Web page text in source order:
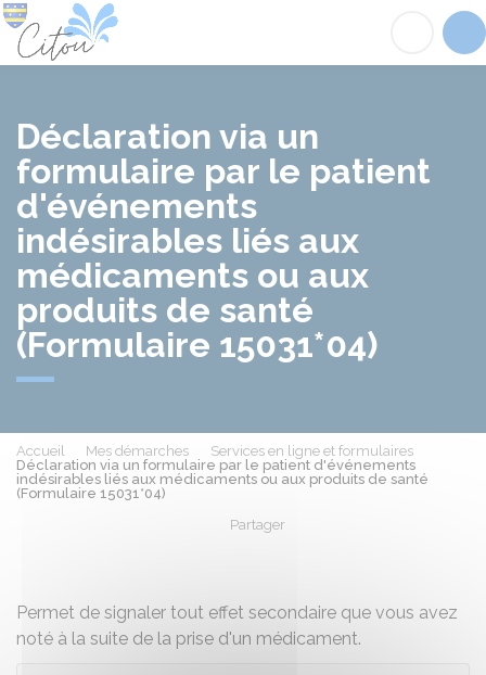
Déclaration via un
formulaire par le patient
d'événements
indésirables liés aux
médicaments ou aux
produits de santé
(Formulaire 15031*04)
Accueil Mes démarches
Services en ligne et formulaires
Déclaration via un formulaire par le patient d'événements
indésirables liés aux médicaments ou aux produits de santé
(Formulaire 15031*04)
Partager
Permet de signaler tout effet secondaire que vous avez
noté à la suite de la prise d'un médicament.